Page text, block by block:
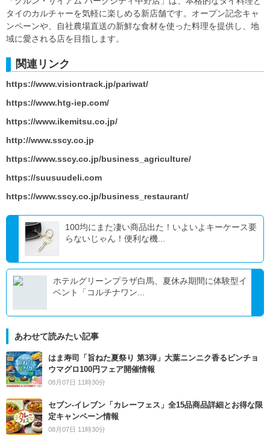
タイのカルチャーを気軽に楽しめる新店舗です。オープン記念キャ
ンペーンや、自社農場直送の新鮮な食材を使った料理を提供し、地
域に愛される店を目指します。
関連リンク
https://www.visiontrack.jp/pariwat/
https://www.htg-iep.com/
https://www.ikemitsu.co.jp/
http://www.sscy.co.jp
https://www.sscy.co.jp/business_agriculture/
https://suusuudeli.com
https://www.sscy.co.jp/business_restaurant/
100均にまた凄い商品出た！いよいよキーケース要
らないじゃん！便利な機...
ホテルグリーンプラザ白馬、夏休み期間に体験型イ
ベント「コルチナワン...
あわせて読みたい記事
はま寿司「旨ねた夏祭り 第3弾」大葉ニンニク香るビンチョ
ウマグロ100円フェア開催情報
08月07日 11時30分
セブン‐イレブン「カレーフェス」全15品商品詳細とお得な限
定キャンペーン情報
08月07日 11時30分